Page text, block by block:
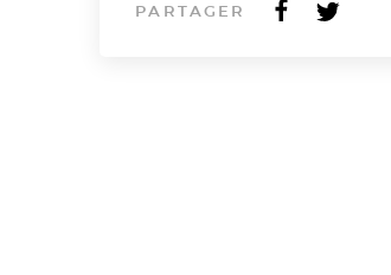
PARTAGER